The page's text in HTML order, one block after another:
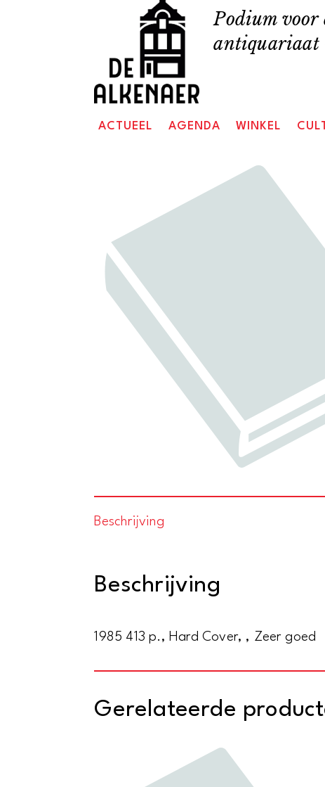
Podium voor
antiquariaat
ACTUEEL AGENDA WINKEL
Beschrijving
Beschrijving
1985 413 p., Hard Cover, , Zeer goed
Gerelateerde